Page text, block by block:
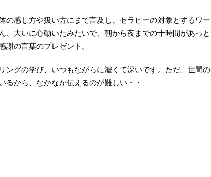
の感じ方や扱い方にまで言及し、セラピーの対象とするワー
、大いに心動いたみたいで、朝から夜までの十時間があっと
謝の言葉のプレゼント。
ングの学び、いつもながらに濃くて深いです。ただ、世間の
るから、なかなか伝えるのが難しい・・